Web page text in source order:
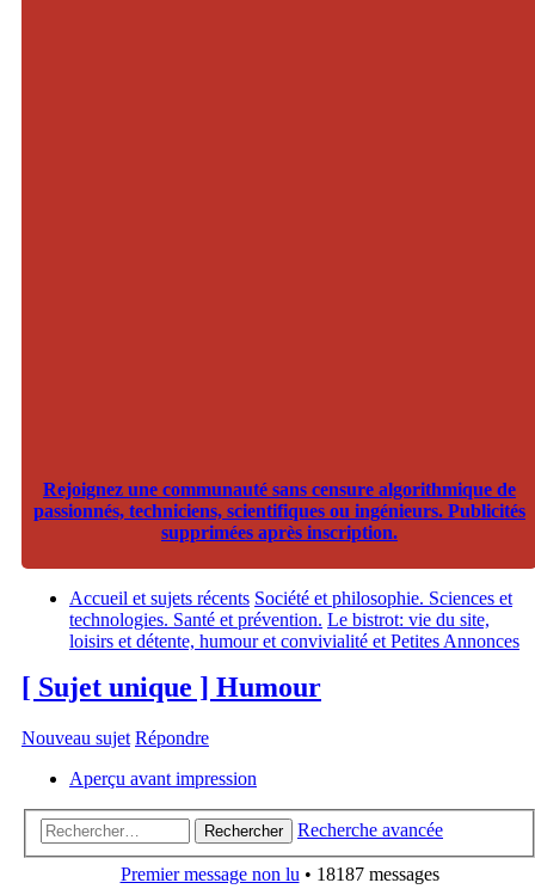
Rejoignez une communauté sans censure algorithmique de
passionnés, techniciens, scientifiques ou ingénieurs. Publicités
supprimées après inscription.
Accueil et sujets récents Société et philosophie. Sciences et
technologies. Santé et prévention. Le bistrot: vie du site,
loisirs et détente, humour et convivialité et Petites Annonces
[ Sujet unique ] Humour
Nouveau sujet Répondre
Aperçu avant impression
Rechercher Recherche avancée
Premier message non lu • 18187 messages